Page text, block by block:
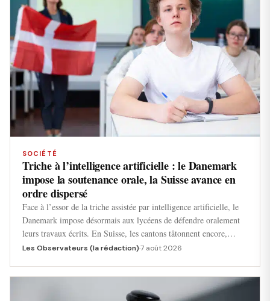
SOCIÉTÉ
Triche à l’intelligence artificielle : le Danemark
impose la soutenance orale, la Suisse avance en
ordre dispersé
Face à l’essor de la triche assistée par intelligence artificielle, le
Danemark impose désormais aux lycéens de défendre oralement
leurs travaux écrits. En Suisse, les cantons tâtonnent encore,…
Les Observateurs (la rédaction)·7 août 2026